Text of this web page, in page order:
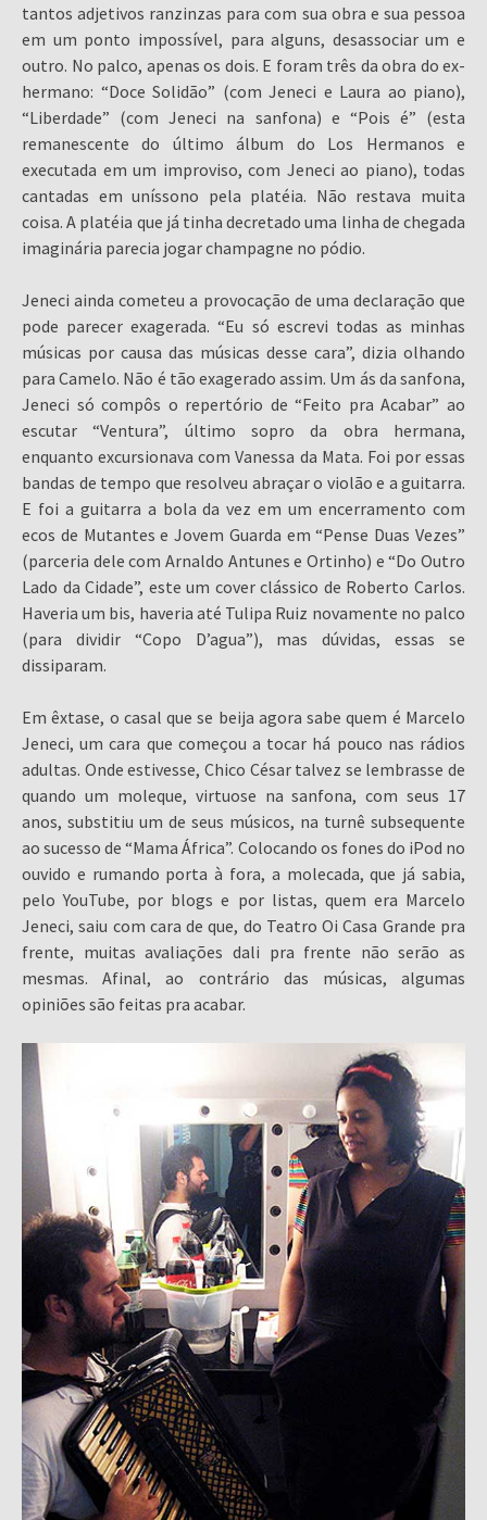
tantos adjetivos ranzinzas para com sua obra e sua pessoa
em um ponto impossível, para alguns, desassociar um e
outro. No palco, apenas os dois. E foram três da obra do ex-
hermano: “Doce Solidão” (com Jeneci e Laura ao piano),
“Liberdade” (com Jeneci na sanfona) e “Pois é” (esta
remanescente do último álbum do Los Hermanos e
executada em um improviso, com Jeneci ao piano), todas
cantadas em uníssono pela platéia. Não restava muita
coisa. A platéia que já tinha decretado uma linha de chegada
imaginária parecia jogar champagne no pódio.
Jeneci ainda cometeu a provocação de uma declaração que
pode parecer exagerada. “Eu só escrevi todas as minhas
músicas por causa das músicas desse cara”, dizia olhando
para Camelo. Não é tão exagerado assim. Um ás da sanfona,
Jeneci só compôs o repertório de “Feito pra Acabar” ao
escutar “Ventura”, último sopro da obra hermana,
enquanto excursionava com Vanessa da Mata. Foi por essas
bandas de tempo que resolveu abraçar o violão e a guitarra.
E foi a guitarra a bola da vez em um encerramento com
ecos de Mutantes e Jovem Guarda em “Pense Duas Vezes”
(parceria dele com Arnaldo Antunes e Ortinho) e “Do Outro
Lado da Cidade”, este um cover clássico de Roberto Carlos.
Haveria um bis, haveria até Tulipa Ruiz novamente no palco
(para dividir “Copo D’agua”), mas dúvidas, essas se
dissiparam.
Em êxtase, o casal que se beija agora sabe quem é Marcelo
Jeneci, um cara que começou a tocar há pouco nas rádios
adultas. Onde estivesse, Chico César talvez se lembrasse de
quando um moleque, virtuose na sanfona, com seus 17
anos, substitiu um de seus músicos, na turnê subsequente
ao sucesso de “Mama África”. Colocando os fones do iPod no
ouvido e rumando porta à fora, a molecada, que já sabia,
pelo YouTube, por blogs e por listas, quem era Marcelo
Jeneci, saiu com cara de que, do Teatro Oi Casa Grande pra
frente, muitas avaliações dali pra frente não serão as
mesmas. Afinal, ao contrário das músicas, algumas
opiniões são feitas pra acabar.